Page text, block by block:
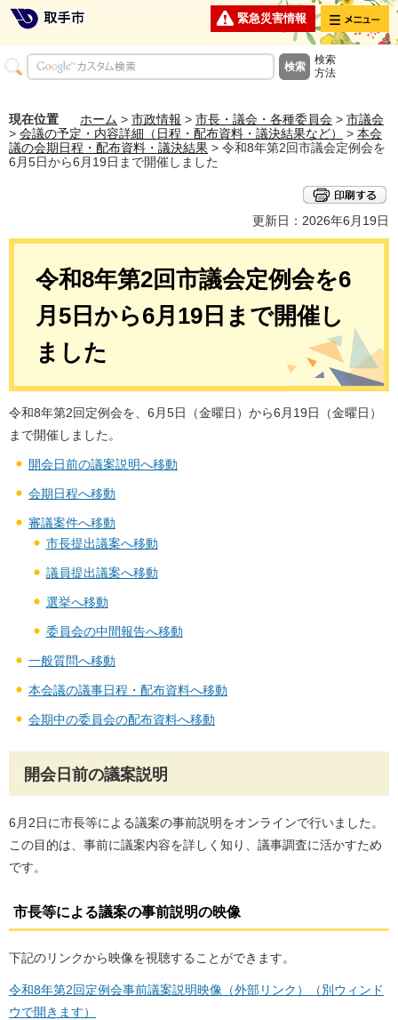
緊急災害情報 メニュー
検索
方法
現在位置 ホーム > 市政情報 > 市長・議会・各種委員会 > 市議会
> 会議の予定・内容詳細（日程・配布資料・議決結果など） > 本会
議の会期日程・配布資料・議決結果 > 令和8年第2回市議会定例会を
6月5日から6月19日まで開催しました
更新日：2026年6月19日
令和8年第2回市議会定例会を6
月5日から6月19日まで開催し
ました
令和8年第2回定例会を、6月5日（金曜日）から6月19日（金曜日）
まで開催しました。
開会日前の議案説明へ移動
会期日程へ移動
審議案件へ移動
市長提出議案へ移動
議員提出議案へ移動
選挙へ移動
委員会の中間報告へ移動
一般質問へ移動
本会議の議事日程・配布資料へ移動
会期中の委員会の配布資料へ移動
開会日前の議案説明
6月2日に市長等による議案の事前説明をオンラインで行いました。
この目的は、事前に議案内容を詳しく知り、議事調査に活かすため
です。
市長等による議案の事前説明の映像
下記のリンクから映像を視聴することができます。
令和8年第2回定例会事前議案説明映像（外部リンク）（別ウィンド
ウで開きます）